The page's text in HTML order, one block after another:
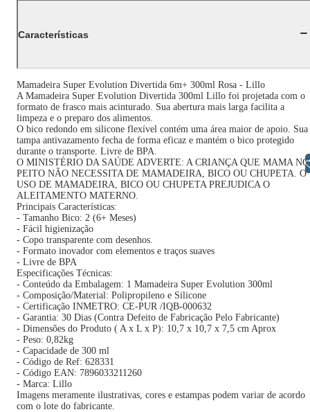
Características
Mamadeira Super Evolution Divertida 6m+ 300ml Rosa - Lillo
A Mamadeira Super Evolution Divertida 300ml Lillo foi projetada com o
formato de frasco mais acinturado. Sua abertura mais larga facilita a
limpeza e o preparo dos alimentos.
O bico redondo em silicone flexível contém uma área maior de apoio. Sua
tampa antivazamento fecha de forma eficaz e mantém o bico protegido
durante o transporte. Livre de BPA.
O MINISTÉRIO DA SAÚDE ADVERTE: A CRIANÇA QUE MAMA NO
PEITO NÃO NECESSITA DE MAMADEIRA, BICO OU CHUPETA. O
USO DE MAMADEIRA, BICO OU CHUPETA PREJUDICA O
ALEITAMENTO MATERNO.
Principais Características:
- Tamanho Bico: 2 (6+ Meses)
- Fácil higienização
- Copo transparente com desenhos.
- Formato inovador com elementos e traços suaves
- Livre de BPA
Especificações Técnicas:
- Conteúdo da Embalagem: 1 Mamadeira Super Evolution 300ml
- Composição/Material: Polipropileno e Silicone
- Certificação INMETRO: CE-PUR /IQB-000632
- Garantia: 30 Dias (Contra Defeito de Fabricação Pelo Fabricante)
- Dimensões do Produto ( A x L x P): 10,7 x 10,7 x 7,5 cm Aprox
- Peso: 0,82kg
- Capacidade de 300 ml
- Código de Ref: 628331
- Código EAN: 7896033211260
- Marca: Lillo
Imagens meramente ilustrativas, cores e estampas podem variar de acordo
com o lote do fabricante.
Libras